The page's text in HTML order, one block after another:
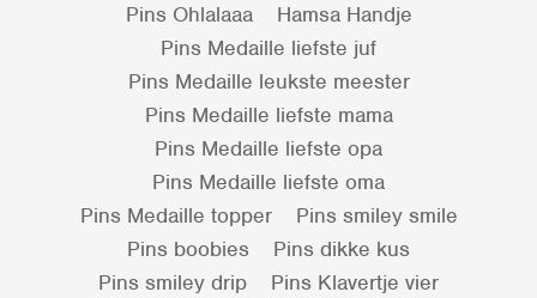
Pins Ohlalaaa
Hamsa Handje
Pins Medaille liefste juf
Pins Medaille leukste meester
Pins Medaille liefste mama
Pins Medaille liefste opa
Pins Medaille liefste oma
Pins Medaille topper
Pins smiley smile
Pins boobies
Pins dikke kus
Pins smiley drip
Pins Klavertje vier